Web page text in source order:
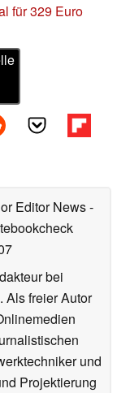
für 329 Euro
Editor News-
bei
Als freier Autor
und
Projektierung